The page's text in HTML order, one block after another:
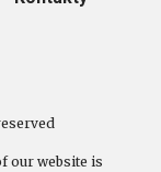
our website is